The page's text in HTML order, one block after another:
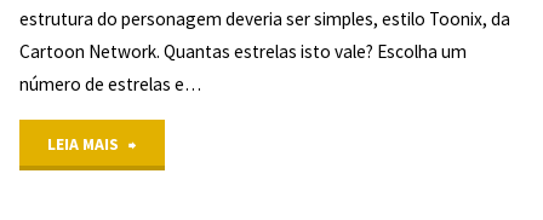
estrutura do personagem deveria ser simples, estilo Toonix, da
Cartoon Network. Quantas estrelas isto vale? Escolha um
número de estrelas e…
LEIA MAIS